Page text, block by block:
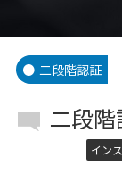
二段階認証
二段
イン